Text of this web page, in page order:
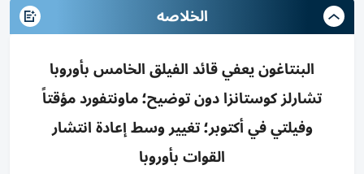
الخلاصه
البنتاغون يعفي قائد الفيلق الخامس بأوروبا
تشارلز كوستانزا دون توضيح؛ ماونتفورد مؤقتاً
وفيلتي في أكتوبر؛ تغيير وسط إعادة انتشار
القوات بأوروبا